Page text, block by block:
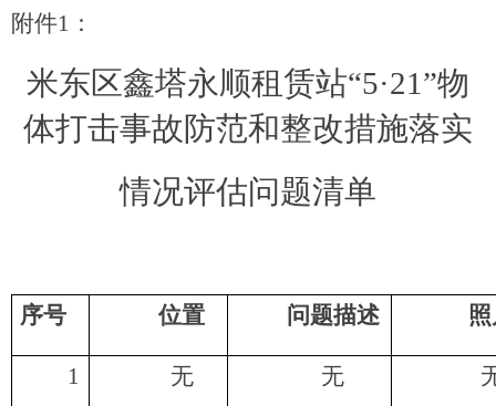
附件1 ：
米东区鑫塔永顺租赁站“5·21 ”物
体打击事故防范和整改措施落实
情况评估问题清单
序号 位置 问题描述
1 无 无